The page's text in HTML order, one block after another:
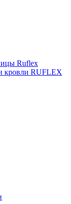
Ruflex
кровли RUFLEX